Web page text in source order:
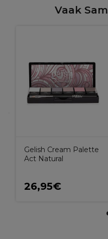
Vaak
Gelish Cream Palette
Act Natural
26,95€